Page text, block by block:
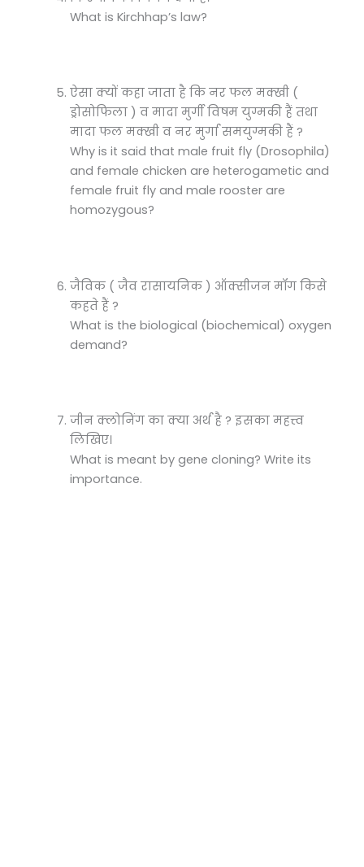
What is Kirchhap’s law?
ऐसा क्यों कहा जाता है कि नर फल मक्खी (
ड्रोसोफिला ) व मादा मुर्गी विषम युग्मकी हैं तथा
मादा फल मक्खी व नर मुर्गा समयुग्मकी हैं ?
Why is it said that male fruit fly (Drosophila)
and female chicken are heterogametic and
female fruit fly and male rooster are
homozygous?
जैविक ( जैव रासायनिक ) ऑक्सीजन मॉग किसे
कहते हैं ?
What is the biological (biochemical) oxygen
demand?
जीन क्लोनिंग का क्या अर्थ है ? इसका महत्त्व
लिखिए।
What is meant by gene cloning? Write its
importance.